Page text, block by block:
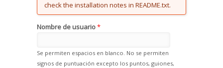
check the installation notes in README.txt.
Nombre de usuario*
Se permiten espacios en blanco. No se permiten
signos de puntuación excepto los puntos, guiones,